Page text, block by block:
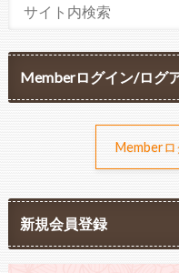
Memberログイン/ログ
Memberロ
新規会員登録